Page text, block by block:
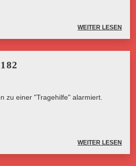
WEITER LESEN
zu einer "Tragehilfe" alarmiert.
WEITER LESEN